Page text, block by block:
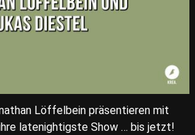
Löffelbein präsentieren mit
latenightigste Show … bis jetzt!